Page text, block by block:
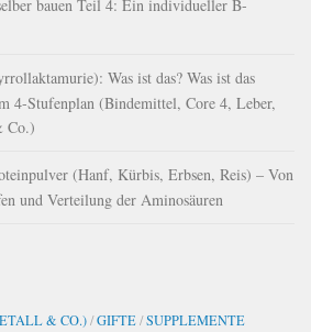
bauen Teil 4: Ein individueller B-
Was ist das? Was ist das
4-Stufenplan (Bindemittel, Core 4, Leber,
Co.)
(Hanf, Kürbis, Erbsen, Reis) – Von
und Verteilung der Aminosäuren
& CO.)/GIFTE/SUPPLEMENTE